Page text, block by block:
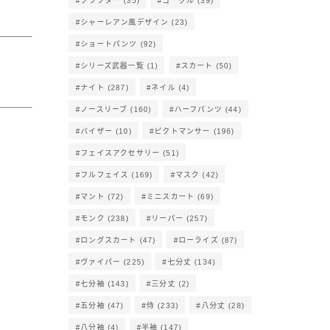
シャーレアン風デザイン (23)
ショートパンツ (92)
シリーズ武器一覧 (1) スカート (50)
ナイト (287) ネイル (4)
ノースリーブ (160) ハーフパンツ (44)
バイザー (10) ピクトマンサー (196)
フェイスアクセサリー (51)
フルフェイス (169) マスク (42)
マント (72) ミニスカート (69)
モンク (238) リーパー (257)
ロングスカート (47) ローライズ (87)
ヴァイパー (225) 七分丈 (134)
七分袖 (143) 三分丈 (2)
五分袖 (47) 侍 (233) 八分丈 (28)
八分袖 (4) 半袖 (147)